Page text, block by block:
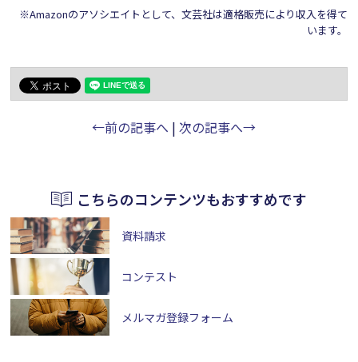
※Amazonのアソシエイトとして、文芸社は適格販売により収入を得て
います。
←前の記事へ | 次の記事へ→
こちらのコンテンツもおすすめです
資料請求
コンテスト
メルマガ登録フォーム